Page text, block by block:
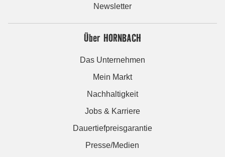
Newsletter
Über HORNBACH
Das Unternehmen
Mein Markt
Nachhaltigkeit
Jobs & Karriere
Dauertiefpreisgarantie
Presse/Medien